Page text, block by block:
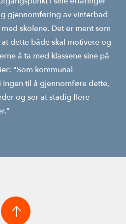
gjennomføring av vinterbad
skolene. Det er ment som
dette både skal motivere og
å ta med klassene sine på
"Som kommunal
ingen til å gjennomføre dette,
og ser at stadig flere